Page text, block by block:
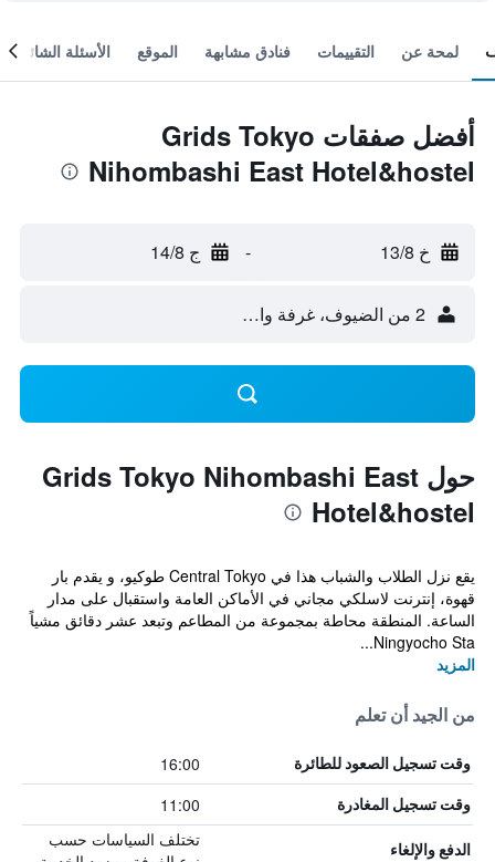
لمحة عن التقييمات فنادق مشابهة الموقع الأسئلة الشائعة
أفضل صفقات Grids Tokyo
Nihombashi East Hotel&hostel
خ 13/8 - ج 14/8
2 من الضيوف، غرفة واحدة
حول Grids Tokyo Nihombashi East
Hotel&hostel
يقع نزل الطلاب والشباب هذا في Central Tokyo طوكيو، و يقدم بار
قهوة، إنترنت لاسلكي مجاني في الأماكن العامة واستقبال على مدار
الساعة. المنطقة محاطة بمجموعة من المطاعم وتبعد عشر دقائق مشياً
Ningyocho Sta...
المزيد
من الجيد أن تعلم
وقت تسجيل الصعود للطائرة 16:00
وقت تسجيل المغادرة 11:00
الدفع والإلغاء
تختلف السياسات حسب